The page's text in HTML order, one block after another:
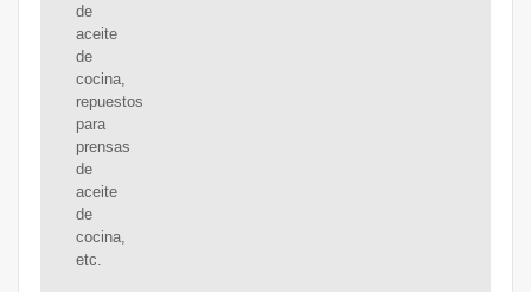
de
aceite
de
cocina,
repuestos
para
prensas
de
aceite
de
cocina,
etc.